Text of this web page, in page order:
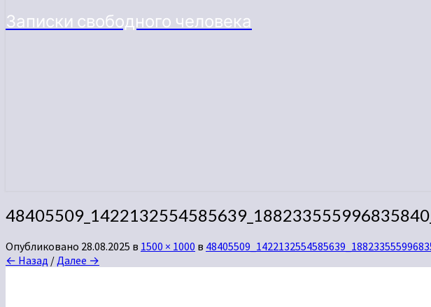
Записки свободного человека
Опубликовано 28.08.2025 в 1500 × 1000 в
← Назад /Далее →